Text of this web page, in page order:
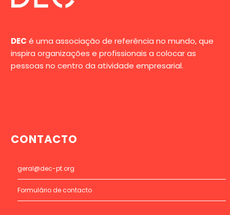
DEC é uma associação de referência no mundo, que
inspira organizações e profissionais a colocar as
pessoas no centro da atividade empresarial.
CONTACTO
geral@dec-pt.org
Formulário de contacto